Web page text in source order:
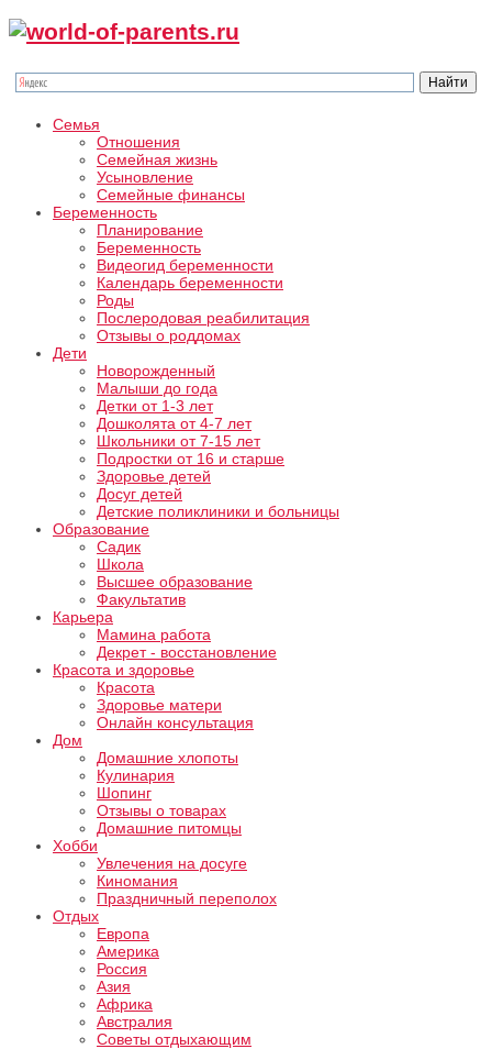
Семья
Отношения
Семейная жизнь
Усыновление
Семейные финансы
Беременность
Планирование
Беременность
Видеогид беременности
Календарь беременности
Роды
Послеродовая реабилитация
Отзывы о роддомах
Дети
Новорожденный
Малыши до года
Детки от 1-3 лет
Дошколята от 4-7 лет
Школьники от 7-15 лет
Подростки от 16 и старше
Здоровье детей
Досуг детей
Детские поликлиники и больницы
Образование
Садик
Школа
Высшее образование
Факультатив
Карьера
Мамина работа
Декрет - восстановление
Красота и здоровье
Красота
Здоровье матери
Онлайн консультация
Дом
Домашние хлопоты
Кулинария
Шопинг
Отзывы о товарах
Домашние питомцы
Хобби
Увлечения на досуге
Киномания
Праздничный переполох
Отдых
Европа
Америка
Россия
Азия
Африка
Австралия
Советы отдыхающим